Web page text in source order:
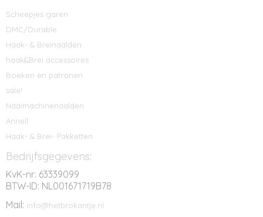
Scheepjes garen
DMC/Durable
Haak- & Breinaalden
haak&Brei accessoires
Boeken en patronen
sale!
Naaimachinenaalden
Annell
Haak- & Brei- Pakketten
Bedrijfsgegevens:
KvK-nr: 63339099
BTW-ID: NL001671719B78
Mail: info@hetbrokantje.nl